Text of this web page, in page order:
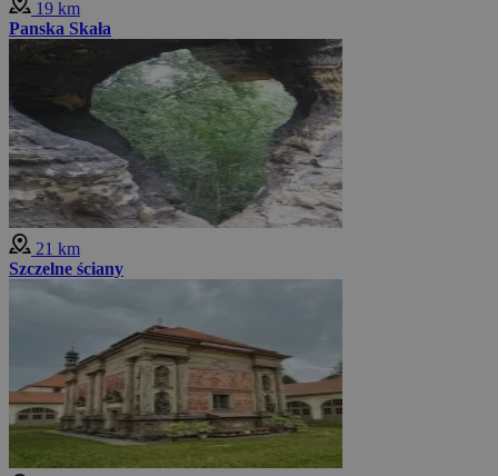
19 km
Panska Skała
21 km
Szczelne ściany